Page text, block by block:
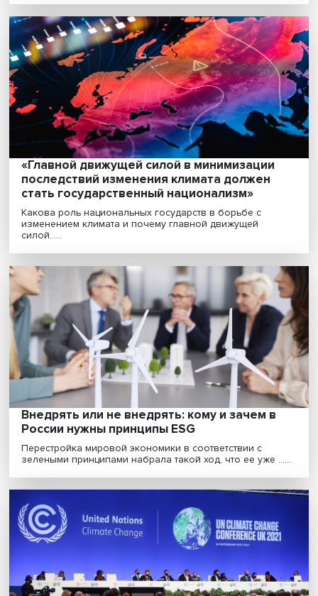
Максим Решетников: под лозунгом
повестки могут возникнуть новые
барьеры
Для России глобальные преобразования,
изменением климата, — это одновременно новые
«Главной движущей силой в минимизации
последствий изменения климата должен
стать государственный национализм»
Какова роль национальных государств в борьбе с
изменением климата и почему главной движущей
силой......
Внедрять или не внедрять: кому и зачем в
России нужны принципы ESG